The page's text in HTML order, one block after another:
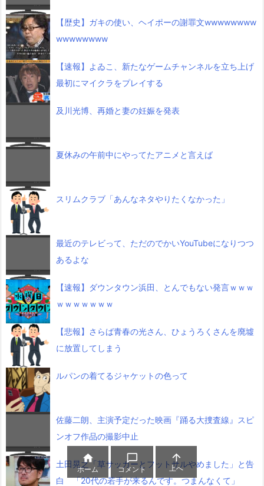
【歴史】ガキの使い、ヘイポーの謝罪文wwwwwwww
wwwwwwww
【速報】よゐこ、新たなゲームチャンネルを立ち上げ
最初にマイクラをプレイする
及川光博、再婚と妻の妊娠を発表
夏休みの午前中にやってたアニメと言えば
スリムクラブ「あんなネタやりたくなかった」
最近のテレビって、ただのでかいYouTubeになりつつ
あるよな
【速報】ダウンタウン浜田、とんでもない発言ｗｗｗ
ｗｗｗｗｗｗｗ
【悲報】さらば青春の光さん、ひょうろくさんを廃墟
に放置してしまう
ルパンの着てるジャケットの色って
佐藤二朗、主演予定だった映画『踊る大捜査線』スピ
ンオフ作品の撮影中止
土田晃之「草サッカーとフットサルやめました」と告
白 「20代の若手が来るんです。つまんなくて」

ホーム

コメント

上へ